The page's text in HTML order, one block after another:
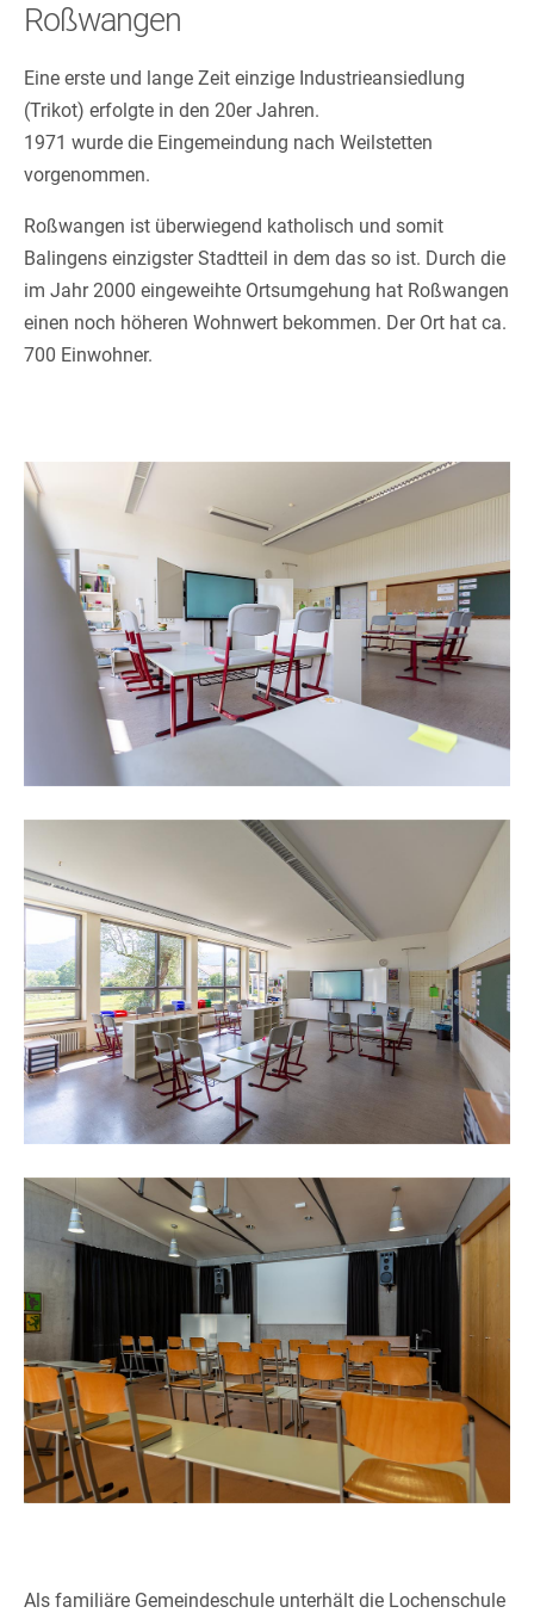
Roßwangen
Eine erste und lange Zeit einzige Industrieansiedlung
(Trikot) erfolgte in den 20er Jahren.
1971 wurde die Eingemeindung nach Weilstetten
vorgenommen.
Roßwangen ist überwiegend katholisch und somit
Balingens einzigster Stadtteil in dem das so ist. Durch die
im Jahr 2000 eingeweihte Ortsumgehung hat Roßwangen
einen noch höheren Wohnwert bekommen. Der Ort hat ca.
700 Einwohner.
Als familiäre Gemeindeschule unterhält die Lochenschule